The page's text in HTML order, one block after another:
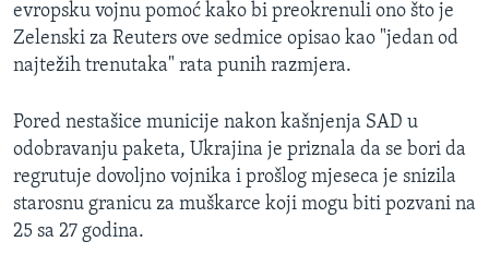
evropsku vojnu pomoć kako bi preokrenuli ono što je
Zelenski za Reuters ove sedmice opisao kao "jedan od
najtežih trenutaka" rata punih razmjera.
Pored nestašice municije nakon kašnjenja SAD u
odobravanju paketa, Ukrajina je priznala da se bori da
regrutuje dovoljno vojnika i prošlog mjeseca je snizila
starosnu granicu za muškarce koji mogu biti pozvani na
25 sa 27 godina.